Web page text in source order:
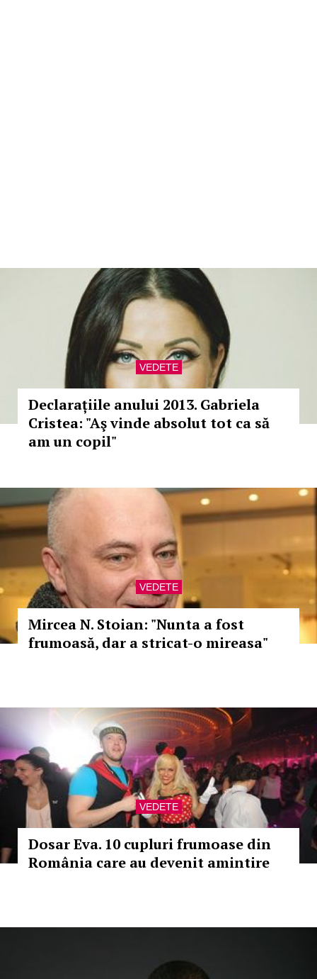
VEDETE
Declarațiile anului 2013. Gabriela
Cristea: "Aş vinde absolut tot ca să
am un copil"
VEDETE
Mircea N. Stoian: "Nunta a fost
frumoasă, dar a stricat-o mireasa"
VEDETE
Dosar Eva. 10 cupluri frumoase din
România care au devenit amintire